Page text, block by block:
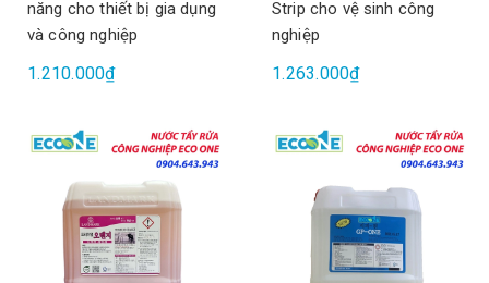
năng cho thiết bị gia dụng
và công nghiệp
1.210.000₫
Strip cho vệ sinh công
nghiệp
1.263.000₫